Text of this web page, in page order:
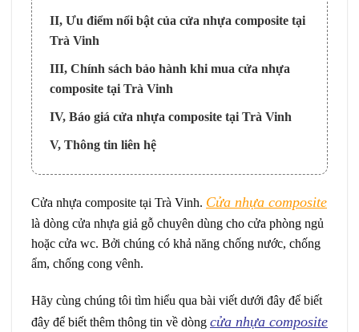
II, Ưu điểm nổi bật của cửa nhựa composite tại
Trà Vinh
III, Chính sách bảo hành khi mua cửa nhựa
composite tại Trà Vinh
IV, Báo giá cửa nhựa composite tại Trà Vinh
V, Thông tin liên hệ
Cửa nhựa composite tại Trà Vinh. Cửa nhựa composite
là dòng cửa nhựa giả gỗ chuyên dùng cho cửa phòng ngủ
hoặc cửa wc. Bởi chúng có khả năng chống nước, chống
ẩm, chống cong vênh.
Hãy cùng chúng tôi tìm hiểu qua bài viết dưới đây để biết
đây để biết thêm thông tin về dòng cửa nhựa composite